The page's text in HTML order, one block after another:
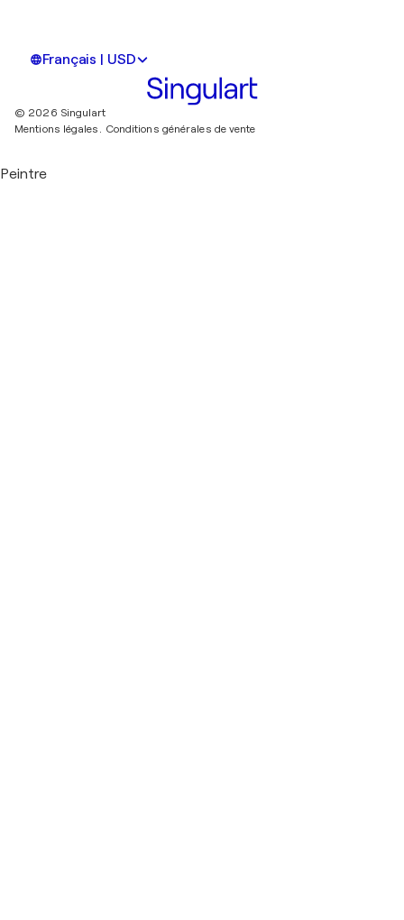
Français | USD
© 2026 Singulart
Mentions légales.
Conditions générales de vente
Peintre